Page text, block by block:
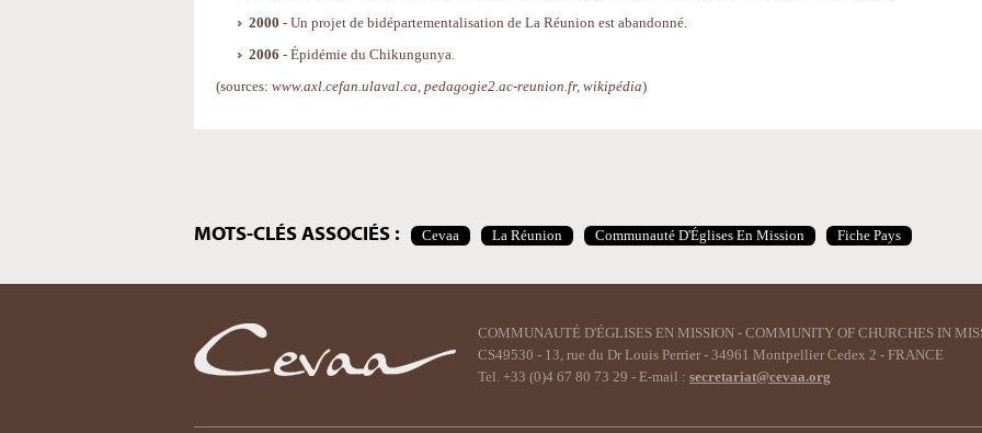
2000 - Un projet de bidépartementalisation de La Réunion est abandonné.
2006 - Épidémie du Chikungunya.
(sources: www.axl.cefan.ulaval.ca, pedagogie2.ac-reunion.fr, wikipédia)
MOTS-CLÉS ASSOCIÉS : Cevaa La Réunion Communauté D'Églises En Mission Fiche Pays
COMMUNAUTÉ D'ÉGLISES EN MISSION - COMMUNITY OF CHURCHES IN
CS49530 - 13, rue du Dr Louis Perrier - 34961 Montpellier Cedex 2 - FRANCE
Tel. +33 (0)4 67 80 73 29 - E-mail : secretariat@cevaa.org